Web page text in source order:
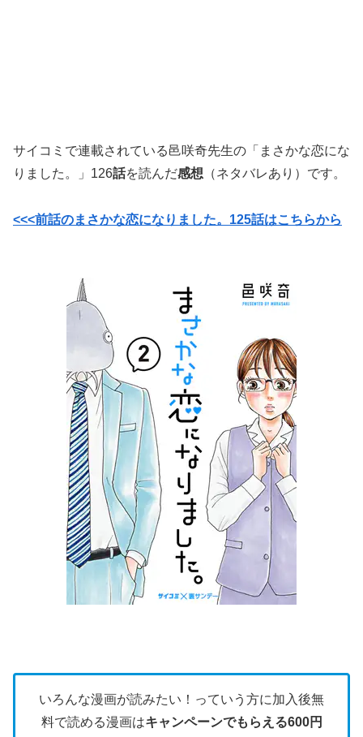
サイコミで連載されている邑咲奇先生の「まさかな恋にな
りました。」126話を読んだ感想 （ネタバレあり）です。
<<<前話のまさかな恋になりました。125話はこちらから
いろんな漫画が読みたい！っていう方に加入後無
料で読める漫画はキャンペーンでもらえる600円